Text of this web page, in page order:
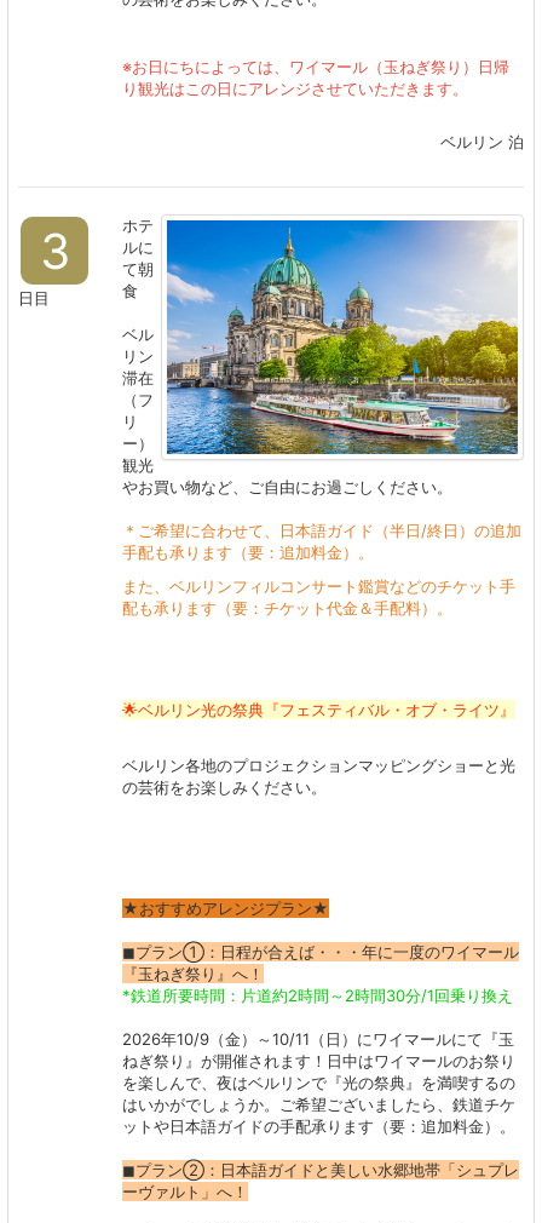
※お日にちによっては、ワイマール（玉ねぎ祭り）日帰
り観光はこの日にアレンジさせていただきます。
ベルリン 泊
3
日目
ホテ
ルに
て朝
食
ベル
リン
滞在
（フ
リ
ー）
観光
やお買い物など、ご自由にお過ごしください。
＊ご希望に合わせて、日本語ガイド（半日/終日）の追加
手配も承ります（要：追加料金）。
また、ベルリンフィルコンサート鑑賞などのチケット手
配も承ります（要：チケット代金＆手配料）。
🌟ベルリン光の祭典『フェスティバル・オブ・ライツ』
ベルリン各地のプロジェクションマッピングショーと光
の芸術をお楽しみください。
★おすすめアレンジプラン★
◼︎プラン①：日程が合えば・・・年に一度のワイマール
『玉ねぎ祭り』へ！
*鉄道所要時間：片道約2時間～2時間30分/1回乗り換え
2026年10/9（金）～10/11（日）にワイマールにて『玉
ねぎ祭り』が開催されます！日中はワイマールのお祭り
を楽しんで、夜はベルリンで『光の祭典』を満喫するの
はいかがでしょうか。ご希望ございましたら、鉄道チケ
ットや日本語ガイドの手配承ります（要：追加料金）。
◼︎プラン②：日本語ガイドと美しい水郷地帯「シュプレ
ーヴァルト」へ！